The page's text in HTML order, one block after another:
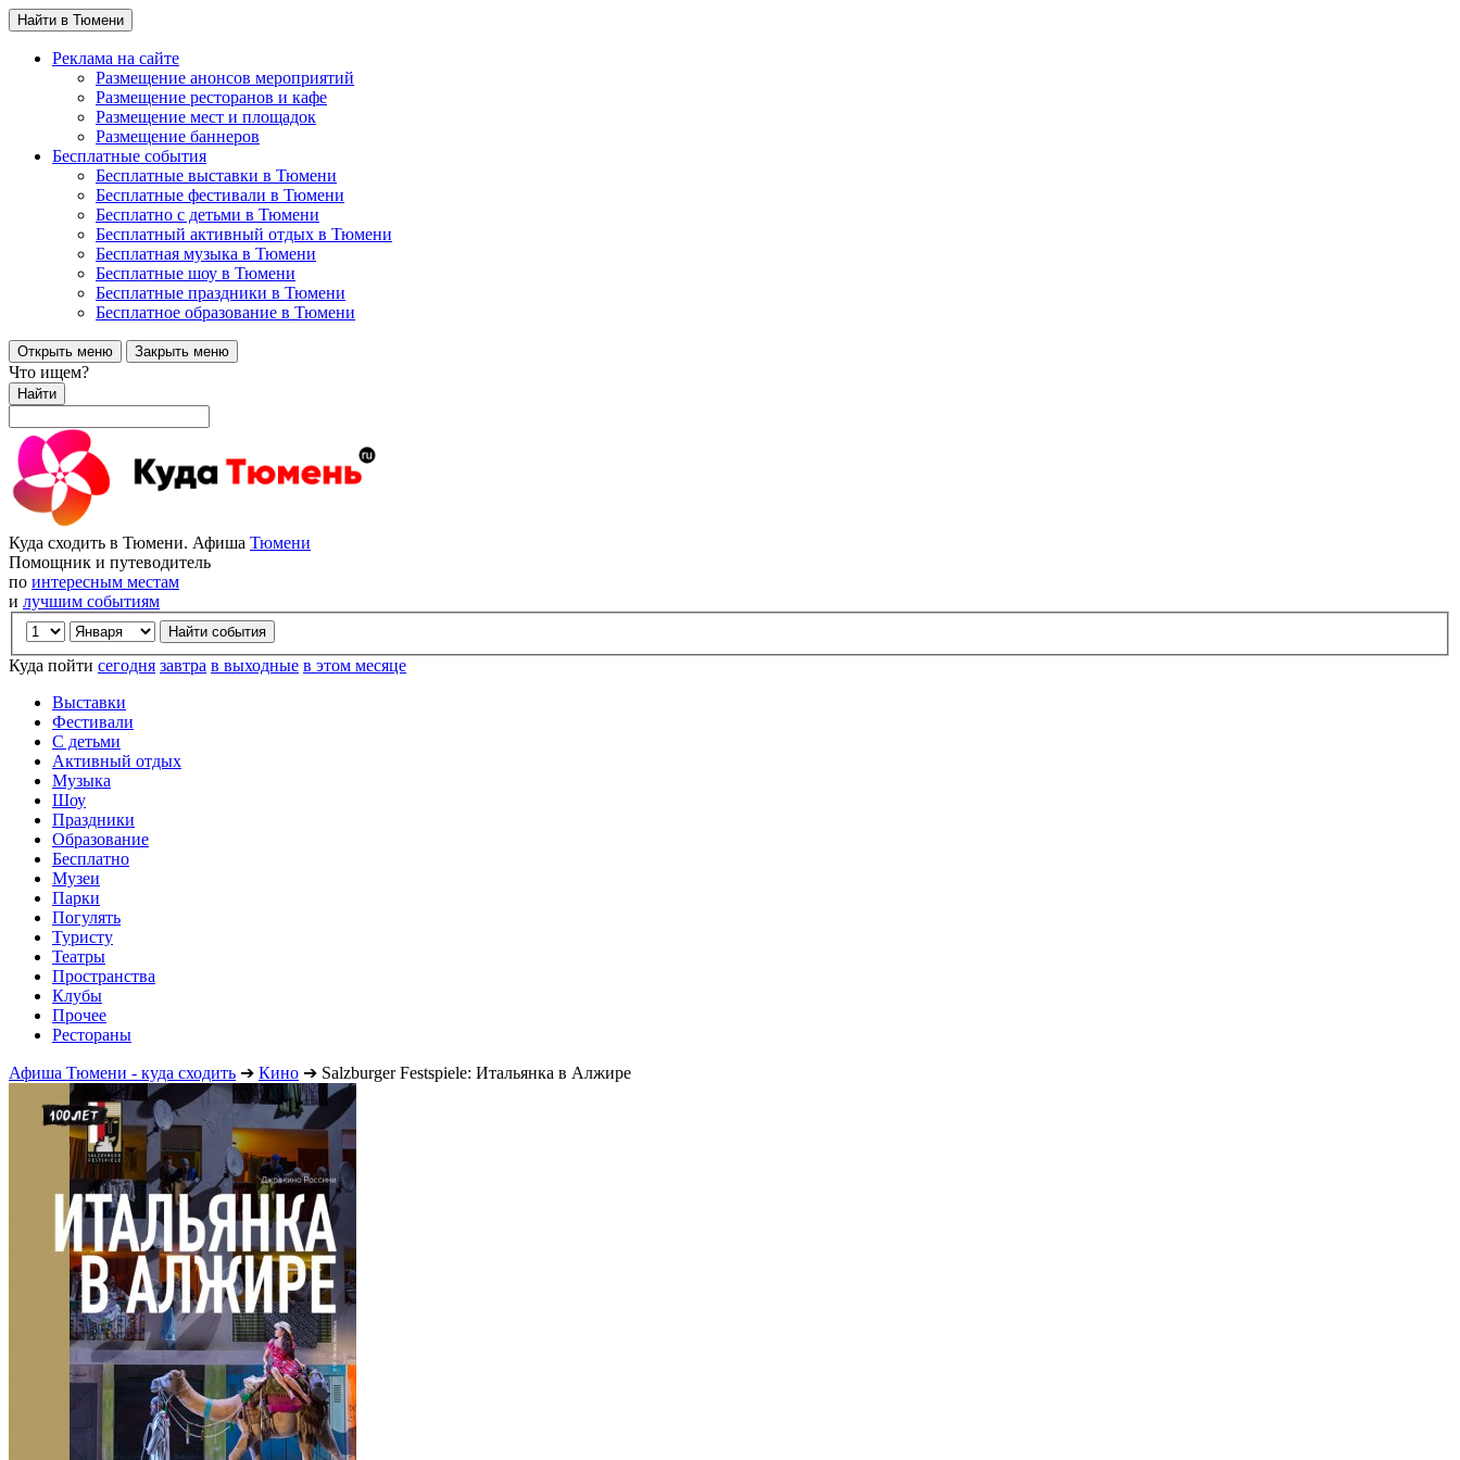
Найти в Тюмени
Реклама на сайте
Размещение анонсов мероприятий
Размещение ресторанов и кафе
Размещение мест и площадок
Размещение баннеров
Бесплатные события
Бесплатные выставки в Тюмени
Бесплатные фестивали в Тюмени
Бесплатно с детьми в Тюмени
Бесплатный активный отдых в Тюмени
Бесплатная музыка в Тюмени
Бесплатные шоу в Тюмени
Бесплатные праздники в Тюмени
Бесплатное образование в Тюмени
Открыть меню Закрыть меню
Что ищем?
Найти
Куда сходить в Тюмени. Афиша Тюмени
Помощник и путеводитель
по интересным местам
и лучшим событиям
Куда пойти сегодня завтра в выходные в этом месяце
Выставки
Фестивали
С детьми
Активный отдых
Музыка
Шоу
Праздники
Образование
Бесплатно
Музеи
Парки
Погулять
Туристу
Театры
Пространства
Клубы
Прочее
Рестораны
Афиша Тюмени - куда сходить ➔ Кино ➔ Salzburger Festspiele: Итальянка в Алжире